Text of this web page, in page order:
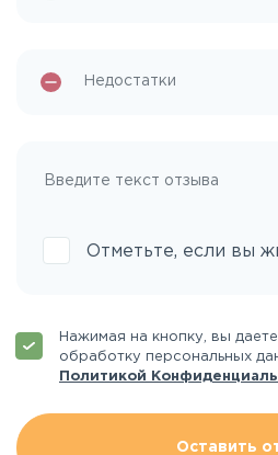
Отметьте, если вы
Нажимая на кнопку, вы
обработку персональных
Политикой
Оставить